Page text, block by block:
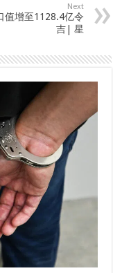
Next
值增至1128.4亿令
吉| 星